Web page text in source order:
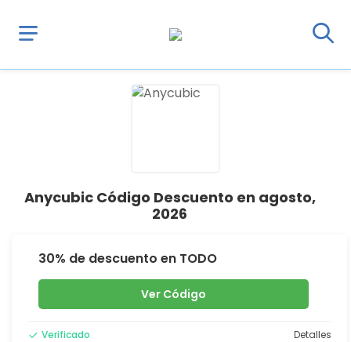
Anycubic Código Descuento en agosto,
2026
30% de descuento en TODO
Ver Código
Verificado Detalles